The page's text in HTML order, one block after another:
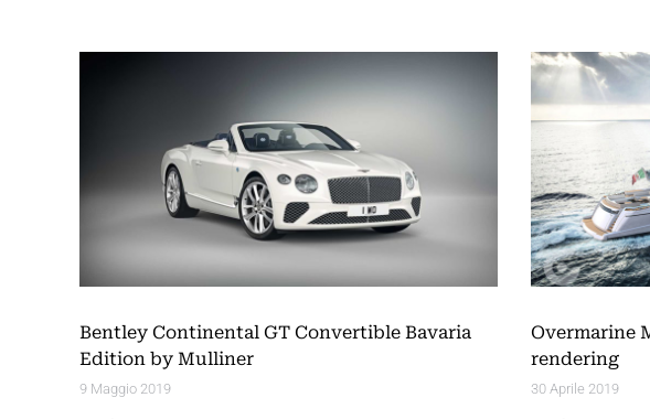
Bentley Continental GT Convertible Bavaria
Edition by Mulliner
9 Maggio 2019
Overmarine
rendering
30 Aprile 2019